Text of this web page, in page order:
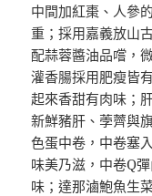
中間加紅棗、人參
重；採用嘉義放山
配蒜蓉醬油品嚐，
灌香腸採用肥瘦皆
起來香甜有肉味；
新鮮豬肝、荸薺與
色蛋中卷，中卷塞
味美乃滋，中卷Q
味；達那滷鮑魚生